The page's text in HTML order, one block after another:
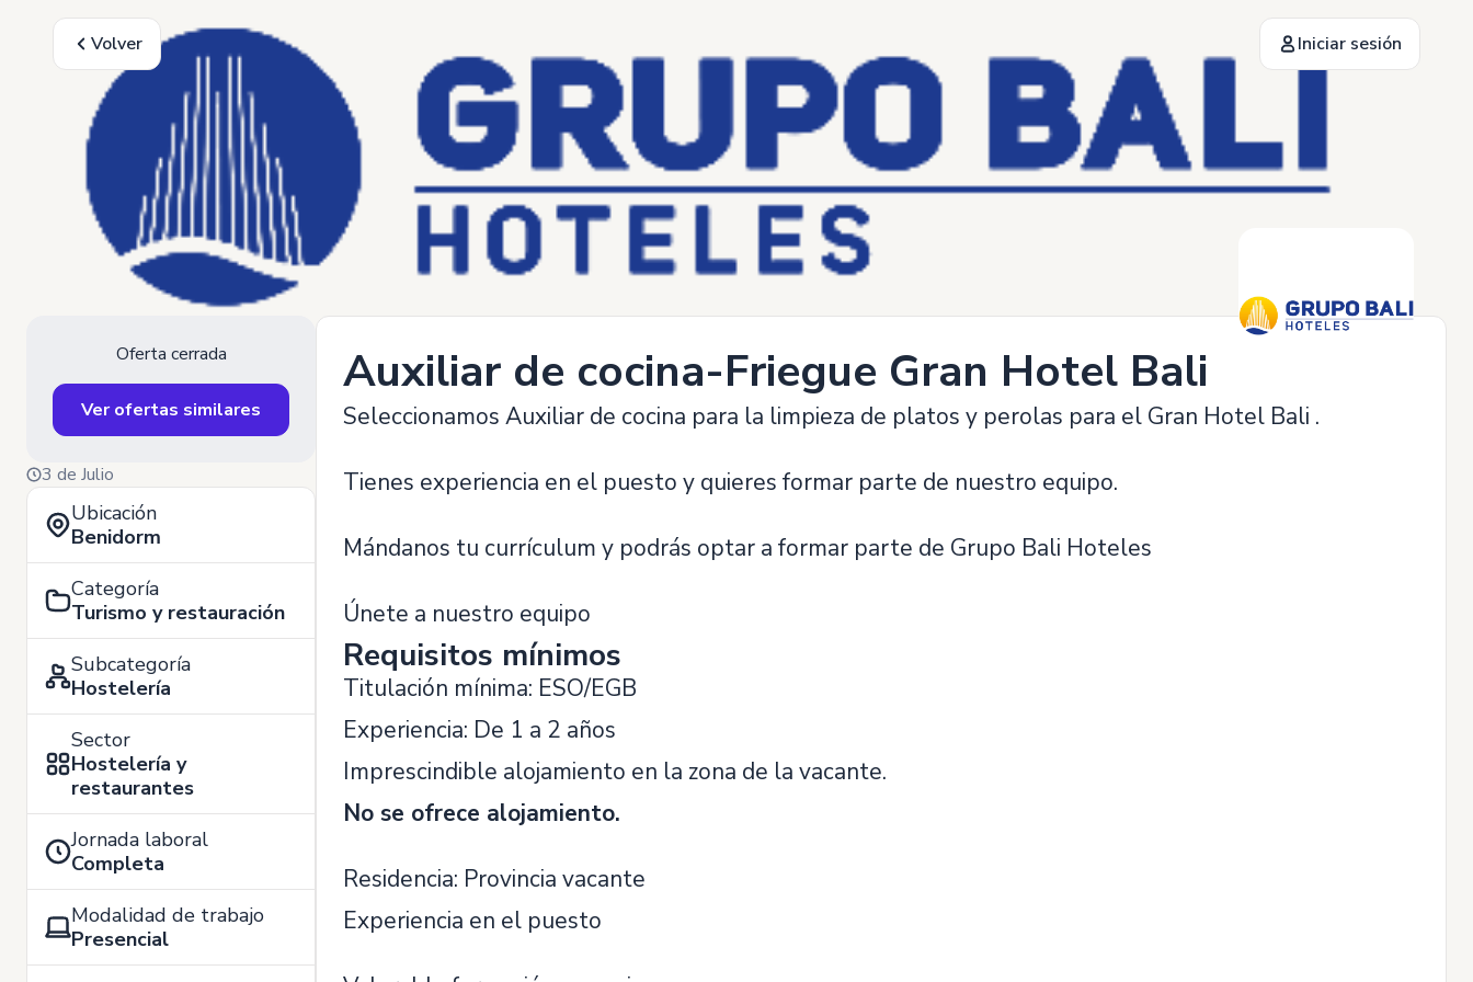
Volver Iniciar sesión
Oferta cerrada
Ver ofertas similares
3 de Julio
Ubicación
Benidorm
Categoría
Turismo y restauración
Subcategoría
Hostelería
Sector
Hostelería y
restaurantes
Jornada laboral
Completa
Modalidad de trabajo
Presencial
Auxiliar de cocina-Friegue Gran Hotel Bali
Seleccionamos Auxiliar de cocina para la limpieza de platos y perolas para el Gran Hotel Bali .
Tienes experiencia en el puesto y quieres formar parte de nuestro equipo.
Mándanos tu currículum y podrás optar a formar parte de Grupo Bali Hoteles
Únete a nuestro equipo
Requisitos mínimos
Titulación mínima: ESO/EGB
Experiencia: De 1 a 2 años
Imprescindible alojamiento en la zona de la vacante.
No se ofrece alojamiento.
Residencia: Provincia vacante
Experiencia en el puesto